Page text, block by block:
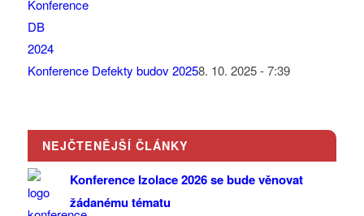
Konference Defekty budov 20258. 10. 2025 - 7:39
NEJČTENĚJŠÍ ČLÁNKY
Konference Izolace 2026 se bude věnovat
žádanému tématu